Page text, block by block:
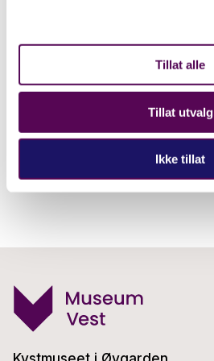
Tillat alle
Tillat utvalg
Ikke tillat
endring, og nokre av dei